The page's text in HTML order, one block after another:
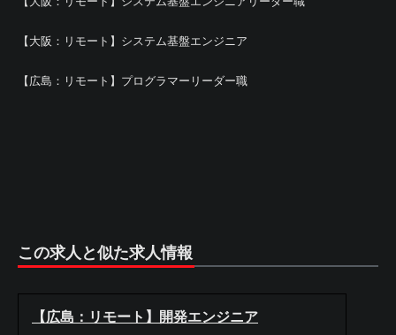
【大阪：リモート】システム基盤エンジニア
【広島：リモート】プログラマーリーダー職
この求人と似た求人情報
【広島：リモート】開発エンジニア